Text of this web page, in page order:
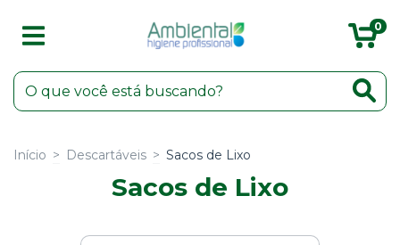
0
Início > Descartáveis > Sacos de Lixo
Sacos de Lixo